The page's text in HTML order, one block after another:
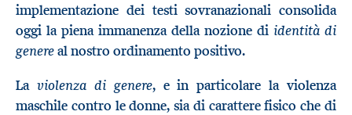
implementazione dei testi sovranazionali consolida
oggi la piena immanenza della nozione di identità di
genereal nostro ordinamento positivo.
La violenza di genere, e in particolare la violenza
maschile contro le donne, sia di carattere fisico che di